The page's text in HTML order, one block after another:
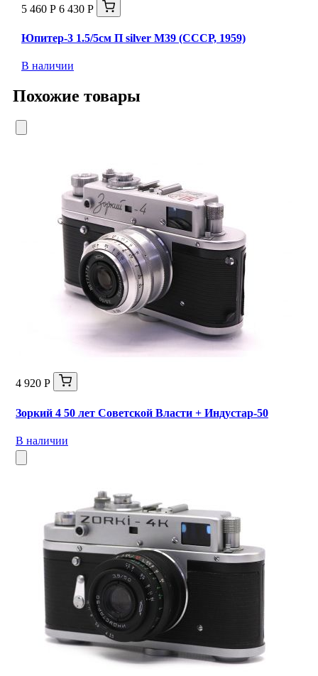
5 460 Р 6 430 Р
Юпитер-3 1.5/5см П silver М39 (СССР, 1959)
В наличии
Похожие товары
4 920 Р
Зоркий 4 50 лет Советской Власти + Индустар-50
В наличии